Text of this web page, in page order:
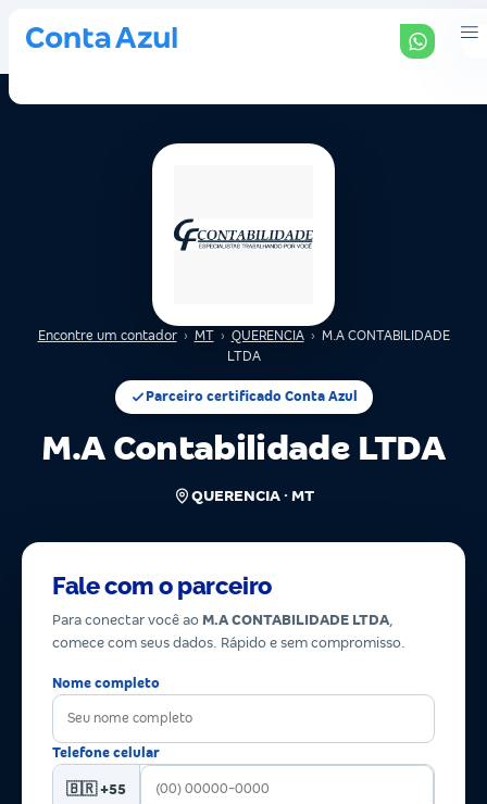
Encontre um contador › MT › QUERENCIA › M.A CONTABILIDADE
LTDA
Parceiro certificado Conta Azul
M.A Contabilidade LTDA
QUERENCIA · MT
Fale com o parceiro
Para conectar você ao M.A CONTABILIDADE LTDA,
comece com seus dados. Rápido e sem compromisso.
Nome completo
Telefone celular
🇧🇷 +55